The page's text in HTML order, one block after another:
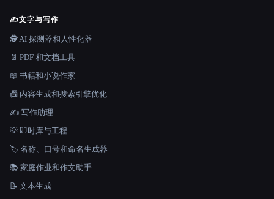
✍️文字与写作
🕵️ AI 探测器和人性化器
📄 PDF 和文档工具
📖 书籍和小说作家
📠 内容生成和搜索引擎优化
✍️ 写作助理
💡 即时库与工程
🏷️ 名称、口号和命名生成器
📚 家庭作业和作文助手
📝 文本生成